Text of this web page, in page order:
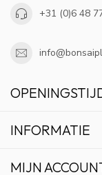
+31 (0)6 48
INFORMATIE
MIJN